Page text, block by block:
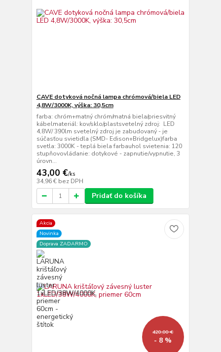
CAVE dotyková nočná lampa chrómová/biela LED
4,8W/3000K, výška: 30,5cm
farba: chróm+matný chróm/matná biela/priesvitný
kábelmateriál: kov/sklo/plastsvetelný zdroj: LED
4,8W/ 390lm svetelný zdroj je zabudovaný - je
súčasťou svietidla (SMD- Edison+Bridgelux)farba
svetla: 3000K - teplá biela farbauhol svietenia: 120
stupňovovládanie: dotykové - zapnutie/vypnutie, 3
úrovn...
43,00 €/ks
34,96 € bez DPH
Pridať do košíka
Akcia
Novinka
Doprava ZADARMO
420,00 €
- 8 %